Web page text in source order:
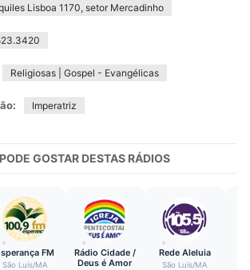
Lisboa 1170, setor Mercadinho
Religiosas | Gospel - Evangélicas
Imperatriz
GOSTAR DESTAS RÁDIOS
FM
São Luís/MA
Rádio Cidade /
Deus é Amor
Rede Aleluia
São Luís/MA